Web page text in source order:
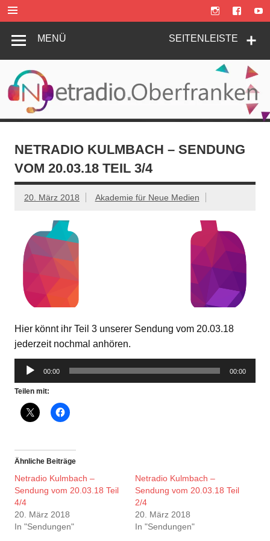
Inhalt
springen
SEITENLEISTE
MENÜ
NETRADIO KULMBACH – SENDUNG
VOM 20.03.18 TEIL 3/4
20. März 2018 Akademie für Neue Medien
Hier könnt ihr Teil 3 unserer Sendung vom 20.03.18
jederzeit nochmal anhören.
Audio-
Player
00:00 00:00
Teilen mit:
Ähnliche Beiträge
Netradio Kulmbach –
Sendung vom 20.03.18 Teil
4/4
20. März 2018
In "Sendungen"
Netradio Kulmbach –
Sendung vom 20.03.18 Teil
2/4
20. März 2018
In "Sendungen"